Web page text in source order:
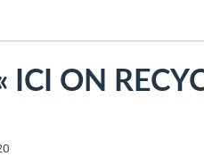
ICI ON